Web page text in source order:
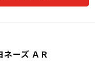
ネーズ ＡＲ